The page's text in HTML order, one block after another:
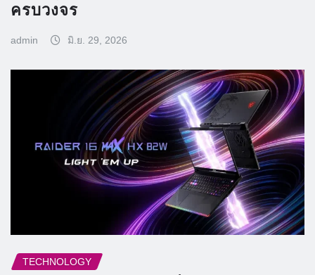
ครบวงจร
admin มิ.ย. 29, 2026
TECHNOLOGY